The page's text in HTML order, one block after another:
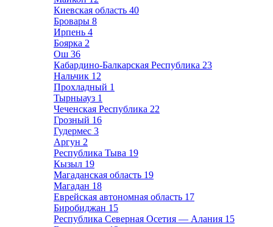
Киевская область 40
Бровары 8
Ирпень 4
Боярка 2
Ош 36
Кабардино-Балкарская Республика 23
Нальчик 12
Прохладный 1
Тырныауз 1
Чеченская Республика 22
Грозный 16
Гудермес 3
Аргун 2
Республика Тыва 19
Кызыл 19
Магаданская область 19
Магадан 18
Еврейская автономная область 17
Биробиджан 15
Республика Северная Осетия — Алания 15